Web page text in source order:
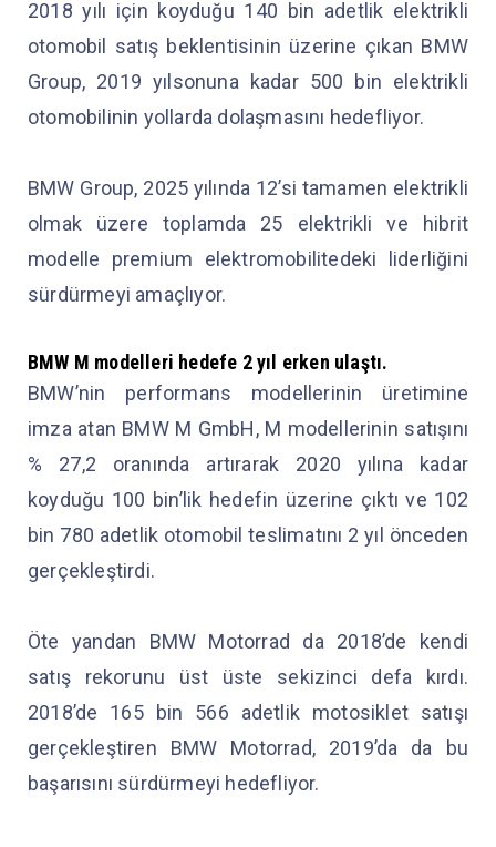
2018 yılı için koyduğu 140 bin adetlik elektrikli
otomobil satış beklentisinin üzerine çıkan BMW
Group, 2019 yılsonuna kadar 500 bin elektrikli
otomobilinin yollarda dolaşmasını hedefliyor.
BMW Group, 2025 yılında 12’si tamamen elektrikli
olmak üzere toplamda 25 elektrikli ve hibrit
modelle premium elektromobilitedeki liderliğini
sürdürmeyi amaçlıyor.
BMW M modelleri hedefe 2 yıl erken ulaştı.
BMW’nin performans modellerinin üretimine
imza atan BMW M GmbH, M modellerinin satışını
% 27,2 oranında artırarak 2020 yılına kadar
koyduğu 100 bin’lik hedefin üzerine çıktı ve 102
bin 780 adetlik otomobil teslimatını 2 yıl önceden
gerçekleştirdi.
Öte yandan BMW Motorrad da 2018’de kendi
satış rekorunu üst üste sekizinci defa kırdı.
2018’de 165 bin 566 adetlik motosiklet satışı
gerçekleştiren BMW Motorrad, 2019’da da bu
başarısını sürdürmeyi hedefliyor.